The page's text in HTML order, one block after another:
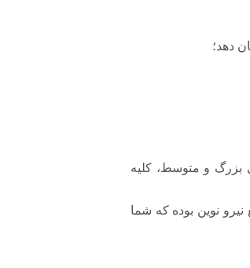
دهد؛
بزرگ و متوسط، کلیه
نوین بوده که شما